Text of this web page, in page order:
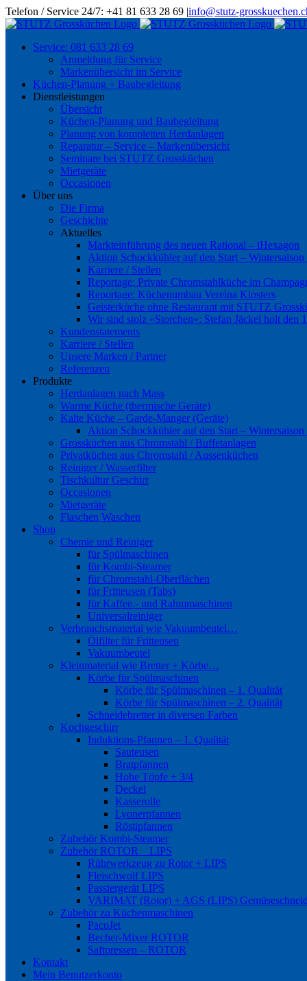
Skip
to
Telefon / Service 24/7: +41 81 633 28 69 |info@stutz-
Service: 081 633 28 69
Anmeldung für Service
Markenübersicht im Service
Küchen-Planung + Baubegleitung
Dienstleistungen
Übersicht
Küchen-Planung und Baubegleitung
Planung von kompletten Herdanlagen
Reparatur – Service – Markenübersicht
Seminare bei STUTZ Grossküchen
Mietgeräte
Occasionen
Über uns
Die Firma
Geschichte
Aktuelles
Markteinführung des neuen Rational – iHexagon
Aktion Schockkühler auf den Start – Wintersaison
Karriere / Stellen
Reportage: Private Chromstahlküche im
Reportage: Küchenumbau Vereina Klosters
Geisterküche ohne Restaurant mit STUTZ
Wir sind stolz «Storchen»: Stefan Jäckel holt den
Kundenstatements
Karriere / Stellen
Unsere Marken / Partner
Referenzen
Produkte
Herdanlagen nach Mass
Warme Küche (thermische Geräte)
Kalte Küche – Garde-Manger (Geräte)
Aktion Schockkühler auf den Start – Wintersaison
Grossküchen aus Chromstahl / Buffetanlagen
Privatküchen aus Chromstahl / Aussenküchen
Reiniger / Wasserfilter
Tischkultur Geschirr
Occasionen
Mietgeräte
Flaschen Waschen
Shop
Chemie und Reiniger
für Spülmaschinen
für Kombi-Steamer
für Chromstahl-Oberflächen
für Fritteusen (Tabs)
für Kaffee.- und Rahmmaschinen
Universalreiniger
Verbrauchsmaterial wie Vakuumbeutel…
Ölfilter für Fritteusen
Vakuumbeutel
Kleinmaterial wie Bretter + Körbe…
Körbe für Spülmaschinen
Körbe für Spülmaschinen – 1. Qualität
Körbe für Spülmaschinen – 2. Qualität
Schneidebretter in diversen Farben
Kochgeschirr
Induktions-Pfannen – 1. Qualität
Sauteusen
Bratpfannen
Hohe Töpfe + 3/4
Deckel
Kasserolle
Lyonerpfannen
Röstipfannen
Zubehör Kombi-Steamer
Zubehör ROTOR _ LIPS
Rührwerkzeug zu Rotor + LIPS
Fleischwolf LIPS
Passiergerät LIPS
VARIMAT (Rotor) + AGS (LIPS)
Zubehör zu Küchenmaschinen
PacoJet
Becher-Mixer ROTOR
Saftpressen – ROTOR
Kontakt
Mein Benutzerkonto